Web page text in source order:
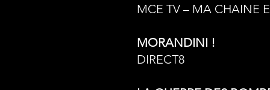
MCE TV – MA CHAINE
MORANDINI !
DIRECT8